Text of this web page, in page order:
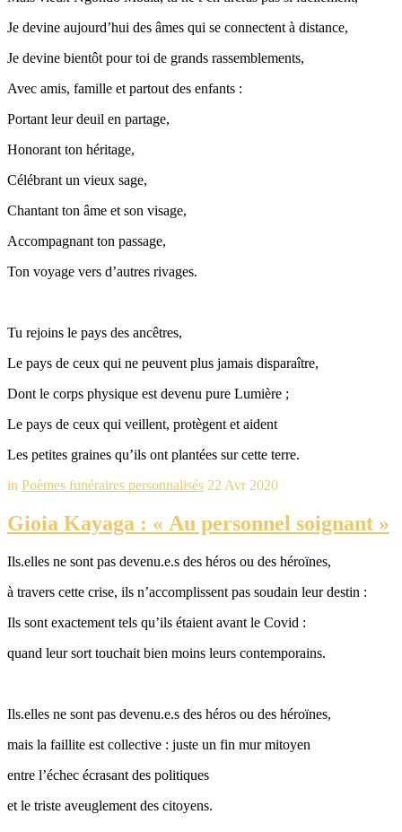
Je devine aujourd’hui des âmes qui se connectent à distance,
Je devine bientôt pour toi de grands rassemblements,
Avec amis, famille et partout des enfants :
Portant leur deuil en partage,
Honorant ton héritage,
Célébrant un vieux sage,
Chantant ton âme et son visage,
Accompagnant ton passage,
Ton voyage vers d’autres rivages.
Tu rejoins le pays des ancêtres,
Le pays de ceux qui ne peuvent plus jamais disparaître,
Dont le corps physique est devenu pure Lumière ;
Le pays de ceux qui veillent, protègent et aident
Les petites graines qu’ils ont plantées sur cette terre.
in Poèmes funéraires personnalisés 22 Avr 2020
Gioia Kayaga : « Au personnel soignant »
Ils.elles ne sont pas devenu.e.s des héros ou des héroïnes,
à travers cette crise, ils n’accomplissent pas soudain leur destin :
Ils sont exactement tels qu’ils étaient avant le Covid :
quand leur sort touchait bien moins leurs contemporains.
Ils.elles ne sont pas devenu.e.s des héros ou des héroïnes,
mais la faillite est collective : juste un fin mur mitoyen
entre l’échec écrasant des politiques
et le triste aveuglement des citoyens.